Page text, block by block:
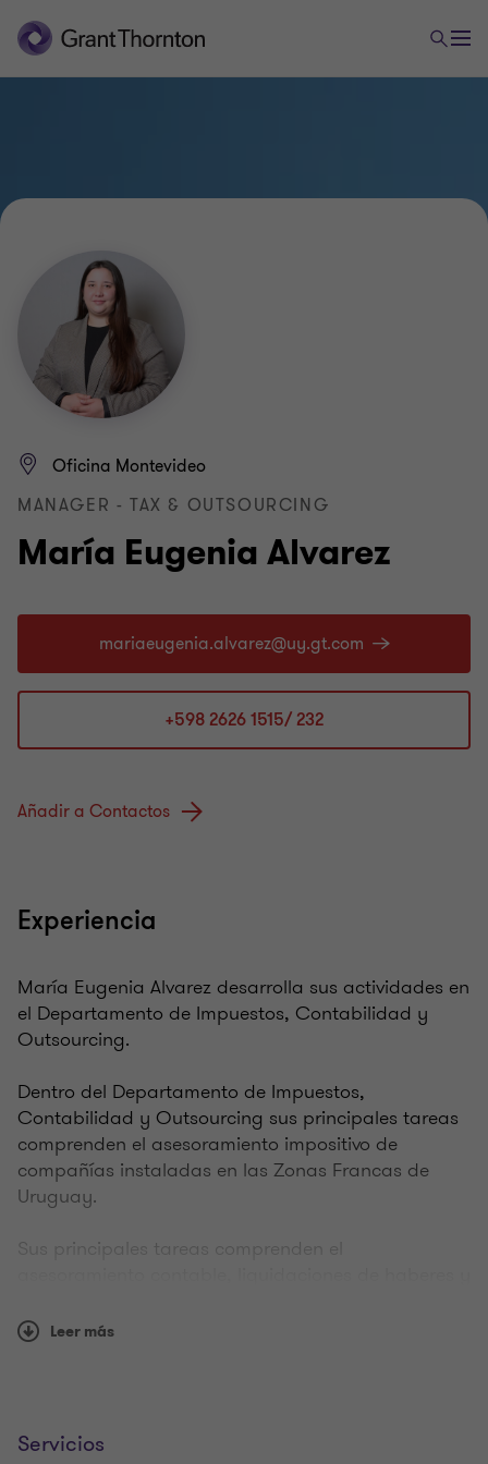
María Eugenia Alvarez
Oficina Montevideo
MANAGER - TAX & OUTSOURCING
+598 2626 1515/ 232
Añadir a Contactos
Experiencia
María Eugenia Alvarez desarrolla sus actividades en
el Departamento de Impuestos, Contabilidad y
Outsourcing.
Dentro del Departamento de Impuestos,
Contabilidad y Outsourcing sus principales tareas
comprenden el asesoramiento impositivo de
compañías instaladas en las Zonas Francas de
Uruguay.
Sus principales tareas comprenden el
compañías instaladas en las Zonas Francas de
compañías en los siguientes sectores de actividad:
Leer más
Servicios